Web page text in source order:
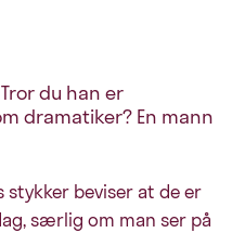
du han er
dramatiker? En mann
stykker beviser at de er
særlig om man ser på